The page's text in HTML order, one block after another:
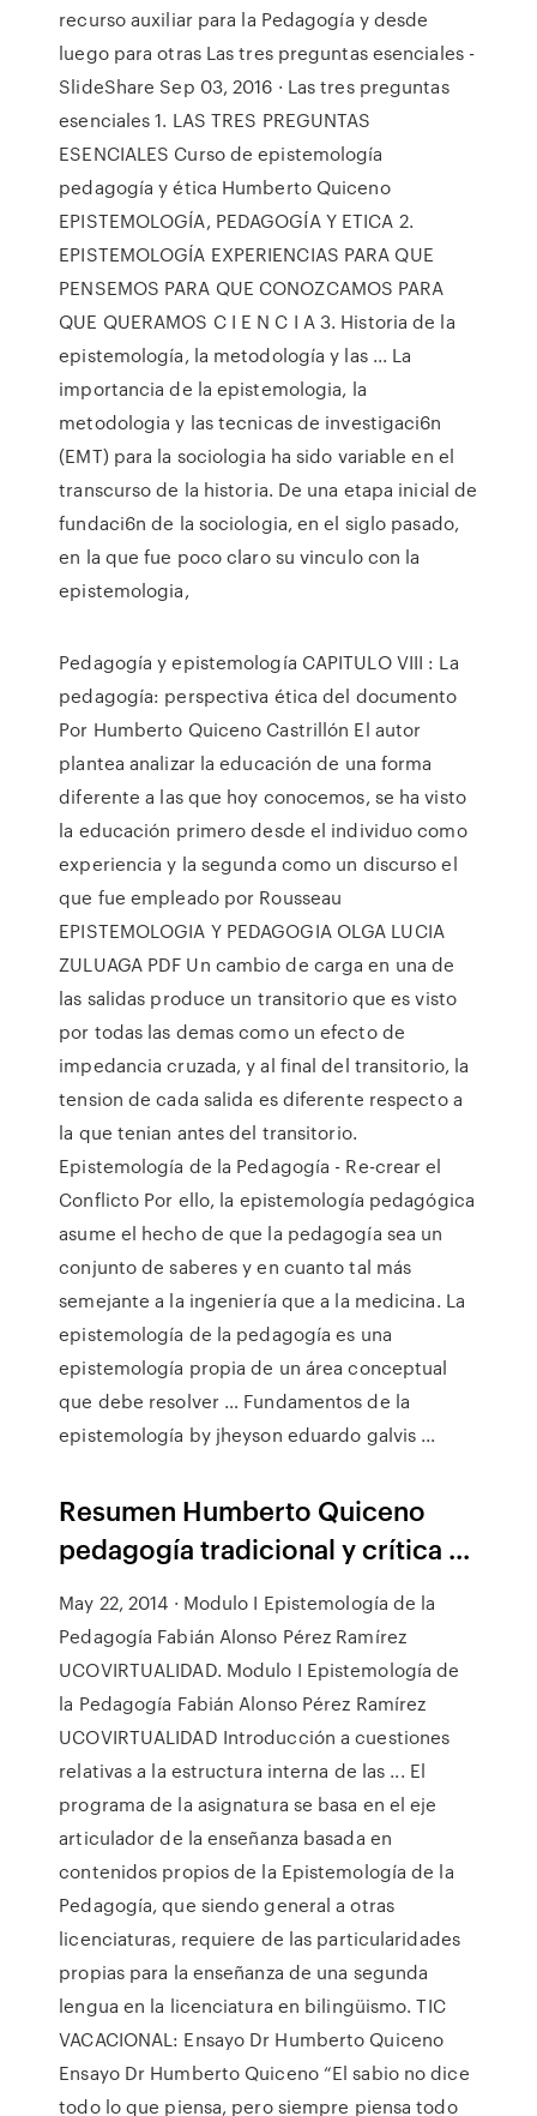
recurso auxiliar para la Pedagogía y desde
luego para otras Las tres preguntas esenciales -
SlideShare Sep 03, 2016 · Las tres preguntas
esenciales 1. LAS TRES PREGUNTAS
ESENCIALES Curso de epistemología
pedagogía y ética Humberto Quiceno
EPISTEMOLOGÍA, PEDAGOGÍA Y ETICA 2.
EPISTEMOLOGÍA EXPERIENCIAS PARA QUE
PENSEMOS PARA QUE CONOZCAMOS PARA
QUE QUERAMOS C I E N C I A 3. Historia de la
epistemología, la metodología y las ... La
importancia de la epistemologia, la
metodologia y las tecnicas de investigaci6n
(EMT) para la sociologia ha sido variable en el
transcurso de la historia. De una etapa inicial de
fundaci6n de la sociologia, en el siglo pasado,
en la que fue poco claro su vinculo con la
epistemologia,
Pedagogía y epistemología CAPITULO VIII : La
pedagogía: perspectiva ética del documento
Por Humberto Quiceno Castrillón El autor
plantea analizar la educación de una forma
diferente a las que hoy conocemos, se ha visto
la educación primero desde el individuo como
experiencia y la segunda como un discurso el
que fue empleado por Rousseau
EPISTEMOLOGIA Y PEDAGOGIA OLGA LUCIA
ZULUAGA PDF Un cambio de carga en una de
las salidas produce un transitorio que es visto
por todas las demas como un efecto de
impedancia cruzada, y al final del transitorio, la
tension de cada salida es diferente respecto a
la que tenian antes del transitorio.
Epistemología de la Pedagogía - Re-crear el
Conflicto Por ello, la epistemología pedagógica
asume el hecho de que la pedagogía sea un
conjunto de saberes y en cuanto tal más
semejante a la ingeniería que a la medicina. La
epistemología de la pedagogía es una
epistemología propia de un área conceptual
que debe resolver … Fundamentos de la
epistemología by jheyson eduardo galvis ...
Resumen Humberto Quiceno
pedagogía tradicional y crítica ...
May 22, 2014 · Modulo I Epistemología de la
Pedagogía Fabián Alonso Pérez Ramírez
UCOVIRTUALIDAD. Modulo I Epistemología de
la Pedagogía Fabián Alonso Pérez Ramírez
UCOVIRTUALIDAD Introducción a cuestiones
relativas a la estructura interna de las ... El
programa de la asignatura se basa en el eje
articulador de la enseñanza basada en
contenidos propios de la Epistemología de la
Pedagogía, que siendo general a otras
licenciaturas, requiere de las particularidades
propias para la enseñanza de una segunda
lengua en la licenciatura en bilingüismo. TIC
VACACIONAL: Ensayo Dr Humberto Quiceno
Ensayo Dr Humberto Quiceno “El sabio no dice
todo lo que piensa, pero siempre piensa todo